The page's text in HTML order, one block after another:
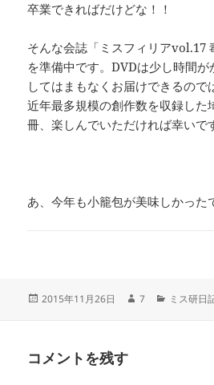
卒業できればだけどな！！
そんな会誌「ミスフィリアvol.17
を準備中です。DVDは少し時間
してはまもなくお届けできるので
近年最多規模の創作数を収録した
冊、楽しんでいただければ幸いで
あ、今年も小籠包が美味しかった
投
2015年11月26日
作
7
カ
ミス研日
コメントを残す